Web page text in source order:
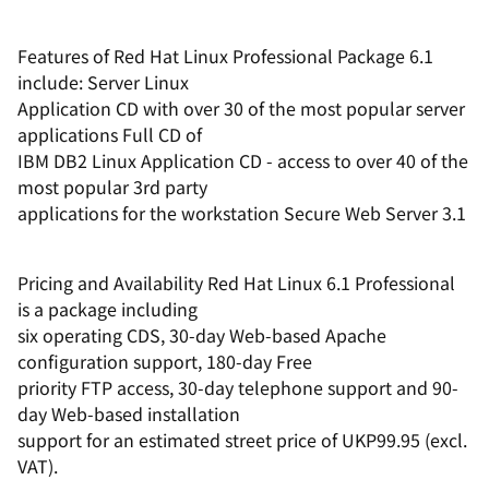
Features of Red Hat Linux Professional Package 6.1
include: Server Linux
Application CD with over 30 of the most popular server
applications Full CD of
IBM DB2 Linux Application CD - access to over 40 of the
most popular 3rd party
applications for the workstation Secure Web Server 3.1
Pricing and Availability Red Hat Linux 6.1 Professional
is a package including
six operating CDS, 30-day Web-based Apache
configuration support, 180-day Free
priority FTP access, 30-day telephone support and 90-
day Web-based installation
support for an estimated street price of UKP99.95 (excl.
VAT).